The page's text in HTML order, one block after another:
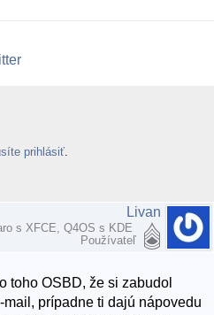
prihlásiť
Livan
s XFCE, Q4OS s KDE
Používateľ
toho OSBD, že si zabudol
prípadne ti dajú nápovedu